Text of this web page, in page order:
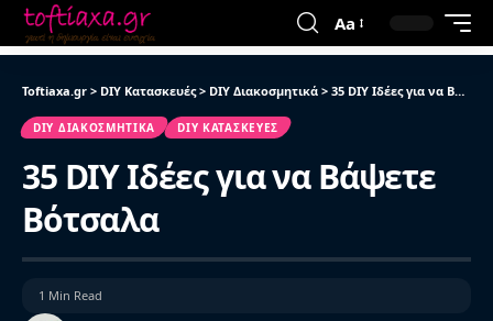
Aa
Toftiaxa.gr > DIY Κατασκευές> DIY Διακοσμητικά > 35 DIY Ιδέες για να Βάψετε Βότσαλα
DIY ΔΙΑΚΟΣΜΗΤΙΚΆ DIY ΚΑΤΑΣΚΕΥΈΣ
35 DIY Ιδέες για να Βάψετε
Βότσαλα
1 Min Read